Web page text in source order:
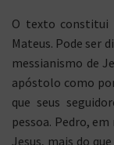
O texto constitui
Mateus. Pode ser
messianismo de
apóstolo como
que seus
pessoa. Pedro,
Jesus, mais do